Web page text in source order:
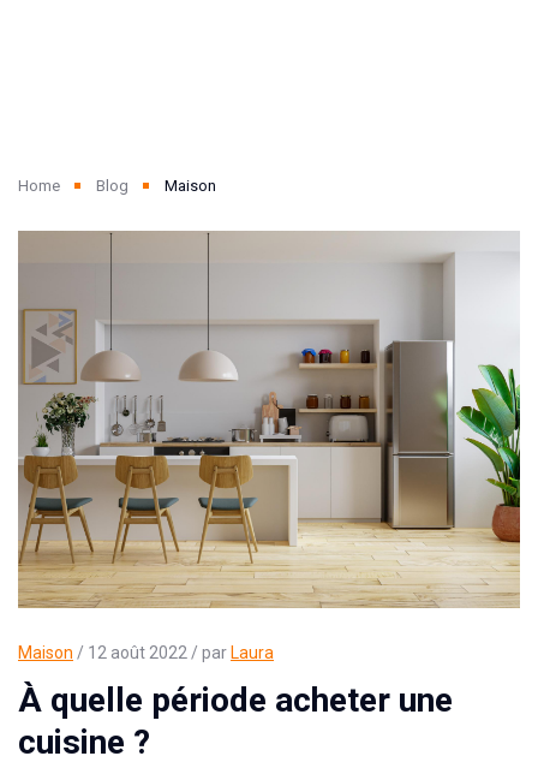
Home Blog Maison
Maison / 12 août 2022 / parLaura
À quelle période acheter une
cuisine ?